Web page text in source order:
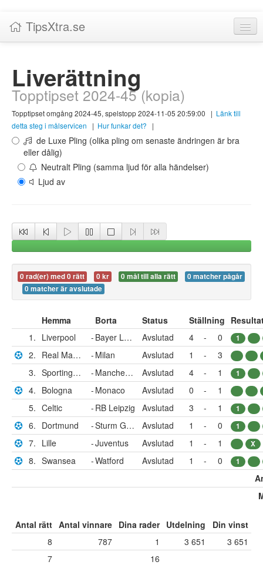
TipsXtra.se
Tabeller
Livescore!
Tipsförslag
Statistik
Liverättning
Om TipsXtra.se
Liverättning
Topptipset 2024-45 (kopia)
Topptipset omgång 2024-45, spelstopp 2024-11-05 20:59:00 | Länk till
detta steg i målservicen
| Hur funkar det? |
de Luxe Pling (olika pling om senaste ändringen är bra
eller dålig)
Neutralt Pling (samma ljud för alla händelser)
Ljud av
0 rad(er) med 0 rätt 0 kr 0 mål till alla rätt
0 matcher pågår
0 matcher är avslutade
Hemma Borta Status Ställning
1. Liverpool - Bayer Leverkusen Avslutad 4 - 0 1
2. Real Madrid -Milan Avslutad 1 -
3
3.
Sporting Lissabon - Manchester City Avslutad 4 - 1 1
4. Bologna -Monaco Avslutad 0 -
1
5. Celtic -RB Leipzig Avslutad 3 - 1 1
6. Dortmund - Sturm Graz Avslutad 1 - 0 1
7. Lille -Juventus Avslutad 1 - 1 X
8. Swansea -Watford Avslutad 1 - 0 1
Antal rätt Antal vinnare Dina rader Utdelning
Din vinst
8
787 1 3 651
3 651
7
16